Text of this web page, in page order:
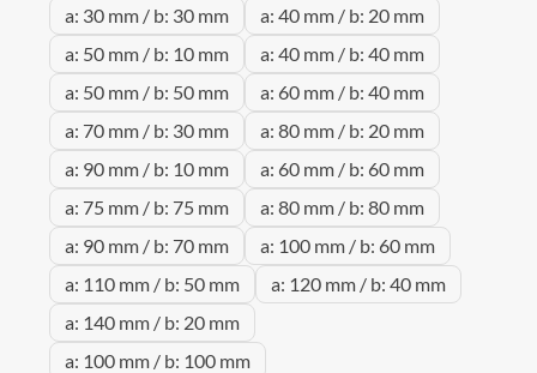
a: 30 mm / b: 30 mm
a: 40 mm / b: 20 mm
a: 50 mm / b: 10 mm
a: 40 mm / b: 40 mm
a: 50 mm / b: 50 mm
a: 60 mm / b: 40 mm
a: 70 mm / b: 30 mm
a: 80 mm / b: 20 mm
a: 90 mm / b: 10 mm
a: 60 mm / b: 60 mm
a: 75 mm / b: 75 mm
a: 80 mm / b: 80 mm
a: 90 mm / b: 70 mm
a: 100 mm / b: 60 mm
a: 110 mm / b: 50 mm
a: 120 mm / b: 40 mm
a: 140 mm / b: 20 mm
a: 100 mm / b: 100 mm